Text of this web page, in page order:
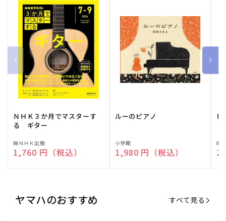
ＮＨＫ３か月でマスターす
る ギター
販
売
㈱ＮＨＫ出版
通常価格
1,760 円（税込）
ルーのピアノ
販
売
小学館
通常価格
1,980 円（税込）
ピ
販
売
㈱
ヤマハのおすすめ すべて見る